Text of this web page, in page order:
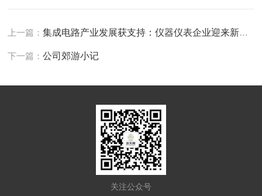
上一篇：集成电路产业发展获支持：仪器仪表企业迎来新商机
下一篇：公司郊游小记
关注公众号